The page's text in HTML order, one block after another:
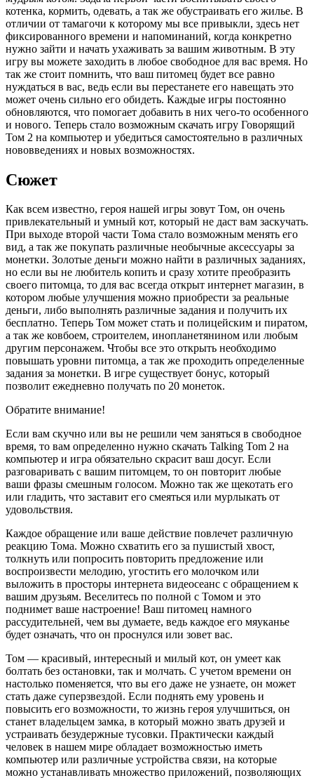
котенка, кормить, одевать, а так же обустраивать его жилье. В
отличии от тамагочи к которому мы все привыкли, здесь нет
фиксированного времени и напоминаний, когда конкретно
нужно зайти и начать ухаживать за вашим животным. В эту
игру вы можете заходить в любое свободное для вас время. Но
так же стоит помнить, что ваш питомец будет все равно
нуждаться в вас, ведь если вы перестанете его навещать это
может очень сильно его обидеть. Каждые игры постоянно
обновляются, что помогает добавить в них чего-то особенного
и нового. Теперь стало возможным скачать игру Говорящий
Том 2 на компьютер и убедиться самостоятельно в различных
нововведениях и новых возможностях.
Сюжет
Как всем известно, героя нашей игры зовут Том, он очень
привлекательный и умный кот, который не даст вам заскучать.
При выходе второй части Тома стало возможным менять его
вид, а так же покупать различные необычные аксессуары за
монетки. Золотые деньги можно найти в различных заданиях,
но если вы не любитель копить и сразу хотите преобразить
своего питомца, то для вас всегда открыт интернет магазин, в
котором любые улучшения можно приобрести за реальные
деньги, либо выполнять различные задания и получить их
бесплатно. Теперь Том может стать и полицейским и пиратом,
а так же ковбоем, строителем, инопланетянином или любым
другим персонажем. Чтобы все это открыть необходимо
повышать уровни питомца, а так же проходить определенные
задания за монетки. В игре существует бонус, который
позволит ежедневно получать по 20 монеток.
Обратите внимание!
Если вам скучно или вы не решили чем заняться в свободное
время, то вам определенно нужно скачать Talking Tom 2 на
компьютер и игра обязательно скрасит ваш досуг. Если
разговаривать с вашим питомцем, то он повторит любые
ваши фразы смешным голосом. Можно так же щекотать его
или гладить, что заставит его смеяться или мурлыкать от
удовольствия.
Каждое обращение или ваше действие повлечет различную
реакцию Тома. Можно схватить его за пушистый хвост,
толкнуть или попросить повторить предложение или
воспроизвести мелодию, угостить его молочком или
выложить в просторы интернета видеосеанс с обращением к
вашим друзьям. Веселитесь по полной с Томом и это
поднимет ваше настроение! Ваш питомец намного
рассудительней, чем вы думаете, ведь каждое его мяуканье
будет означать, что он проснулся или зовет вас.
Том — красивый, интересный и милый кот, он умеет как
болтать без остановки, так и молчать. С учетом времени он
настолько поменяется, что вы его даже не узнаете, он может
стать даже суперзвездой. Если поднять ему уровень и
повысить его возможности, то жизнь героя улучшиться, он
станет владельцем замка, в который можно звать друзей и
устраивать безудержные тусовки. Практически каждый
человек в нашем мире обладает возможностью иметь
компьютер или различные устройства связи, на которые
можно устанавливать множество приложений, позволяющих